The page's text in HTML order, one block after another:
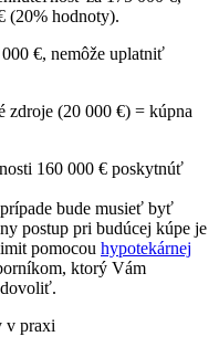
(20% hodnoty).
€, nemôže uplatniť
zdroje (20 000 €) = kúpna
160 000 € poskytnúť
bude musieť byť
postup pri budúcej kúpe je
pomocou hypotekárnej
ktorý Vám